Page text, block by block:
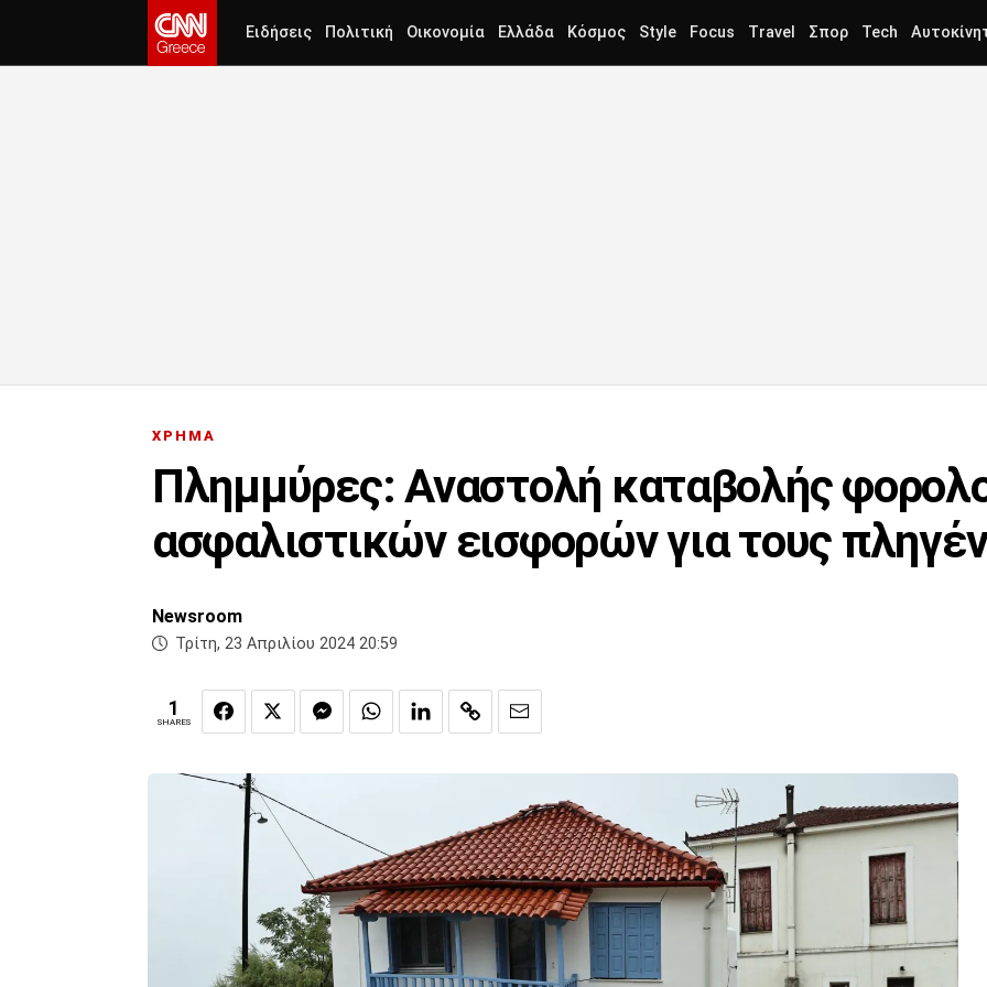
Ειδήσεις Πολιτική Οικονομία Ελλάδα Κόσμος Style Focus Travel Σπορ Tech
ΧΡΗΜΑ
Πλημμύρες: Αναστολή καταβολής
ασφαλιστικών εισφορών για τους
Newsroom
Τρίτη, 23 Απριλίου 2024 20:59
1
SHARES